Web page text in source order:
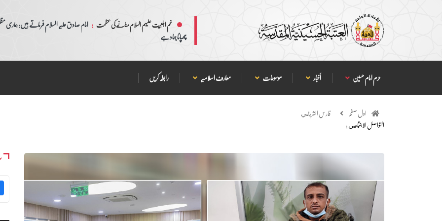
غم اہلبیت علیہم السلام منانے کی عظمت : امام صادق علیہ السلام فرماتے ہیں: ہماری
چھپانا جہاد ہے
حرم امام حسین أخبار موسوعات معارف اسلامیہ رابطہ کریں
اول صفحہ فارس الشريفي
التواصل الاجتماعي :